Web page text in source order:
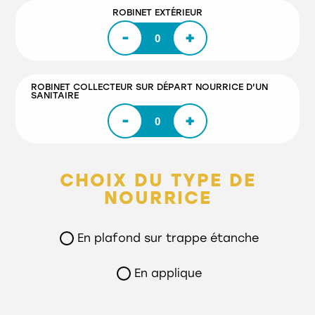
ROBINET EXTÉRIEUR
+
-
ROBINET COLLECTEUR SUR DÉPART NOURRICE D'UN
SANITAIRE
+
-
CHOIX DU TYPE DE
NOURRICE
En plafond sur trappe étanche
En applique